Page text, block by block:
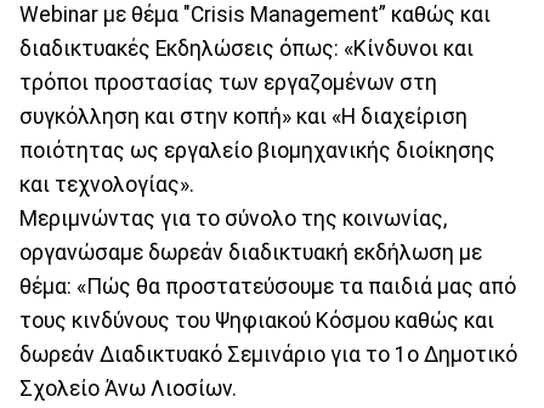
Webinar με θέμα "Crisis Management” καθώς και
διαδικτυακές Εκδηλώσεις όπως: «Κίνδυνοι και
τρόποι προστασίας των εργαζομένων στη
συγκόλληση και στην κοπή» και «Η διαχείριση
ποιότητας ως εργαλείο βιομηχανικής διοίκησης
και τεχνολογίας».
Μεριμνώντας για το σύνολο της κοινωνίας,
οργανώσαμε δωρεάν διαδικτυακή εκδήλωση με
θέμα: «Πώς θα προστατεύσουμε τα παιδιά μας από
τους κινδύνους του Ψηφιακού Κόσμου καθώς και
δωρεάν Διαδικτυακό Σεμινάριο για το 1ο Δημοτικό
Σχολείο Άνω Λιοσίων.